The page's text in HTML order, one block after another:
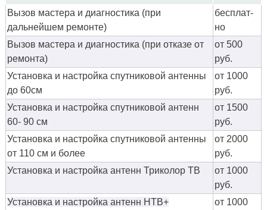
Вызов мастера и диагностика (при
дальнейшем ремонте)
бес­плат­
но
Вызов мастера и диагностика (при отказе от
ремонта)
от 500
руб.
Установка и настройка спутниковой антенны
до 60см
от 1000
руб.
Установка и настройка спутниковой антенн
60- 90 см
от 1500
руб.
Установка и настройка спутниковой антенны
от 110 см и более
от 2000
руб.
Установка и настройка антенн Триколор ТВ
от 1000
руб.
Установка и настройка антенн НТВ+
от 1000